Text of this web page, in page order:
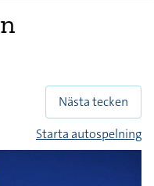
Nästa tecken
Starta autospelning